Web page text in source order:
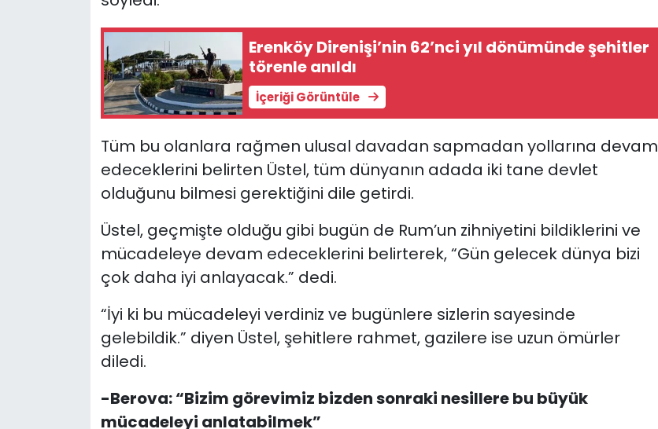
Erenköy Direnişi’nin 62’nci yıl dönümünde şehitler
törenle anıldı
İçeriği Görüntüle
Tüm bu olanlara rağmen ulusal davadan sapmadan yollarına devam
edeceklerini belirten Üstel, tüm dünyanın adada iki tane devlet
olduğunu bilmesi gerektiğini dile getirdi.
Üstel, geçmişte olduğu gibi bugün de Rum’un zihniyetini bildiklerini ve
mücadeleye devam edeceklerini belirterek, “Gün gelecek dünya bizi
çok daha iyi anlayacak.” dedi.
“İyi ki bu mücadeleyi verdiniz ve bugünlere sizlerin sayesinde
gelebildik.” diyen Üstel, şehitlere rahmet, gazilere ise uzun ömürler
diledi.
-Berova: “Bizim görevimiz bizden sonraki nesillere bu büyük
mücadeleyi anlatabilmek”